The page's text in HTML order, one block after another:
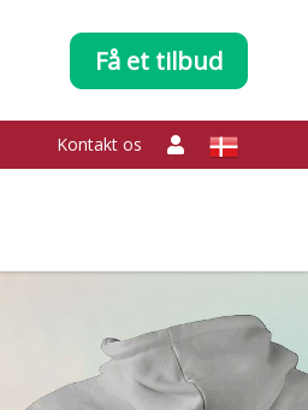
Få et tilbud
Kontakt os